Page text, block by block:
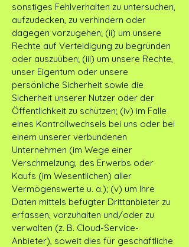
sonstiges Fehlverhalten zu untersuchen,
aufzudecken, zu verhindern oder
dagegen vorzugehen; (ii) um unsere
Rechte auf Verteidigung zu begründen
oder auszuüben; (iii) um unsere Rechte,
unser Eigentum oder unsere
persönliche Sicherheit sowie die
Sicherheit unserer Nutzer oder der
Öffentlichkeit zu schützen; (iv) im Falle
eines Kontrollwechsels bei uns oder bei
einem unserer verbundenen
Unternehmen (im Wege einer
Verschmelzung, des Erwerbs oder
Kaufs (im Wesentlichen) aller
Vermögenswerte u. a.); (v) um Ihre
Daten mittels befugter Drittanbieter zu
erfassen, vorzuhalten und/oder zu
verwalten (z. B. Cloud-Service-
Anbieter), soweit dies für geschäftliche